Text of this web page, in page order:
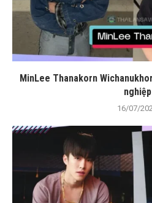
MinLee Thanakorn
nghiệp
16/07/